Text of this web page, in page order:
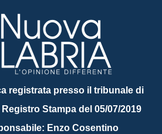
registrata presso il tribunale di
Stampa del 05/07/2019
Enzo Cosentino